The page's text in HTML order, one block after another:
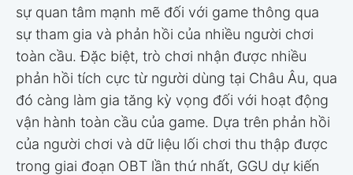
sự quan tâm mạnh mẽ đối với game thông qua
sự tham gia và phản hồi của nhiều người chơi
toàn cầu. Đặc biệt, trò chơi nhận được nhiều
phản hồi tích cực từ người dùng tại Châu Âu, qua
đó càng làm gia tăng kỳ vọng đối với hoạt động
vận hành toàn cầu của game. Dựa trên phản hồi
của người chơi và dữ liệu lối chơi thu thập được
trong giai đoạn OBT lần thứ nhất, GGU dự kiến